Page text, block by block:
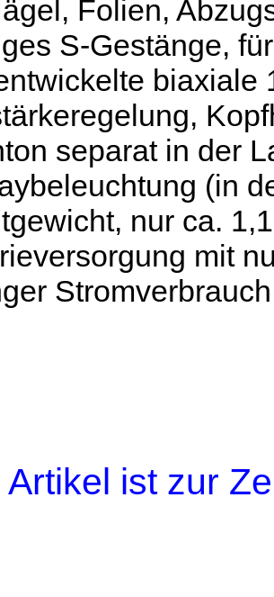
Folien,
S-Gestänge,
biaxiale
separat in der
(in
nur ca.
mit
Artikel ist zur